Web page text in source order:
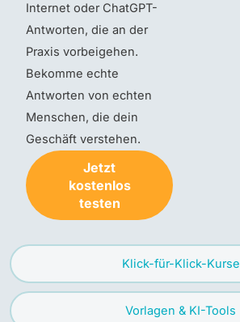
Klick-für-Klick-Kurse
Vorlagen & KI-Tools
Internet oder ChatGPT-
Antworten, die an der
Praxis vorbeigehen.
Bekomme echte
Antworten von echten
Menschen, die dein
Geschäft verstehen.
Jetzt
kostenlos
testen